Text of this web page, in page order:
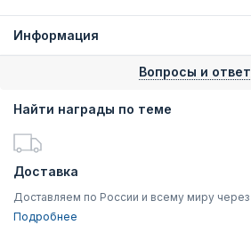
Информация
Вопросы и
Найти награды по теме
Доставка
Доставляем по России и всему миру через
Подробнее